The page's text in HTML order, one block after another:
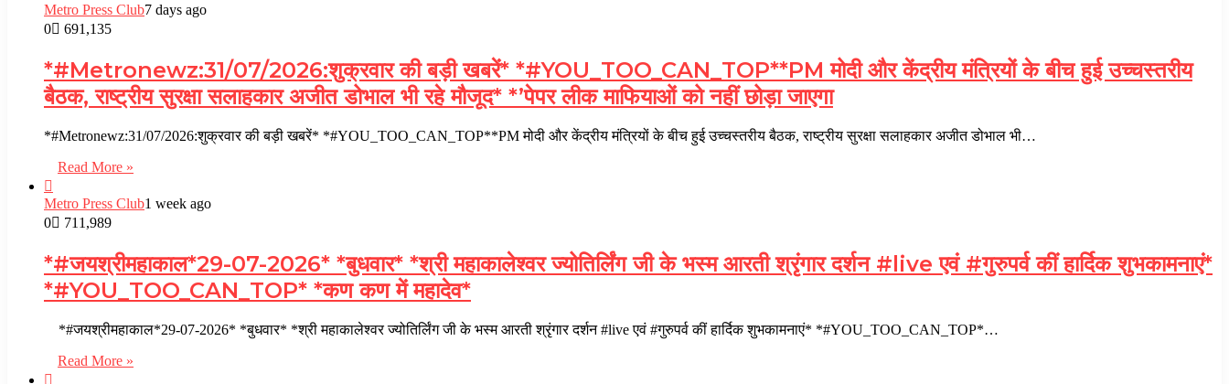
Metro Press Club7 days ago
0
691,135
*#Metronewz:31/07/2026:शुक्रवार की बड़ी खबरें* *#YOU_TOO_CAN_TOP**PM मोदी और केंद्रीय मंत्रियों के बीच हुई उच्चस्तरीय
बैठक, राष्ट्रीय सुरक्षा सलाहकार अजीत डोभाल भी रहे मौजूद* *’पेपर लीक माफियाओं को नहीं छोड़ा जाएगा
*#Metronewz:31/07/2026:शुक्रवार की बड़ी खबरें* *#YOU_TOO_CAN_TOP**PM मोदी और केंद्रीय मंत्रियों के बीच हुई उच्चस्तरीय बैठक, राष्ट्रीय सुरक्षा सलाहकार अजीत डोभाल भी…
Read More »
Metro Press Club1 week ago
0
711,989
*#जयश्रीमहाकाल*29-07-2026* *बुधवार* *श्री महाकालेश्वर ज्योतिर्लिंग जी के भस्म आरती श्रृंगार दर्शन #live एवं #गुरुपर्व कीं हार्दिक शुभकामनाएं*
*#YOU_TOO_CAN_TOP* *कण कण में महादेव*
*#जयश्रीमहाकाल*29-07-2026* *बुधवार* *श्री महाकालेश्वर ज्योतिर्लिंग जी के भस्म आरती श्रृंगार दर्शन #live एवं #गुरुपर्व कीं हार्दिक शुभकामनाएं* *#YOU_TOO_CAN_TOP*…
Read More »